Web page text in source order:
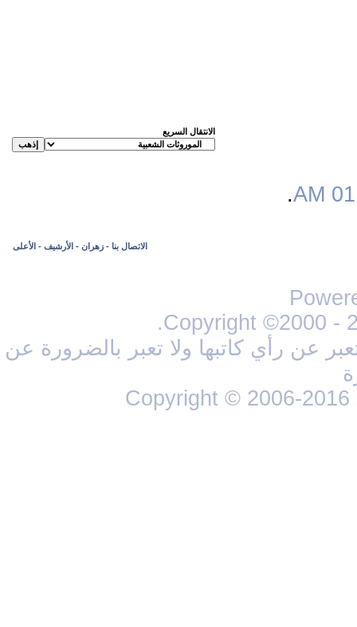
الانتقال السريع
.
الاتصال بنا - زهران - الأرشيف - الأعلى
Copyright ©2000 -
عن رأي كاتبها ولا تعبر بالضرورة عن
Copyright © 2006-